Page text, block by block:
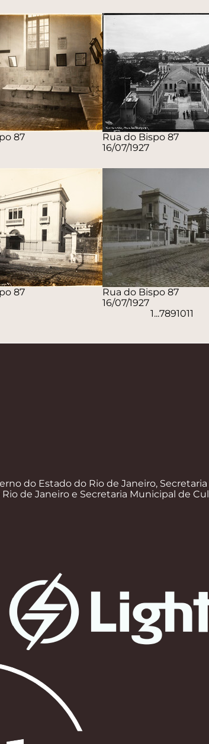
87
Rua do Bispo 87
16/07/1927
87
Rua do Bispo 87
16/07/1927
1...7891011
do Estado do Rio de Janeiro,
de Janeiro e Secretaria Municipal de